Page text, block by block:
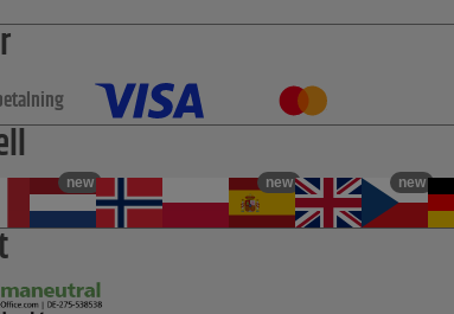
new new new